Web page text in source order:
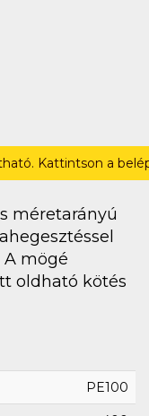
Kattintson a
méretarányú
mögé
oldható kötés
PE100